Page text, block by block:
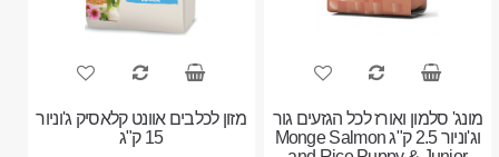
מונג' סלמון ואורז לכל הגזעים גור
וג'וניור 2.5 ק"ג Monge Salmon
מזון לכלבים אוונט קלאסיק ג'וניור
15 ק"ג